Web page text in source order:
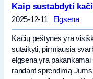
Kaip sustabdyti
2025-12-11 Elgsena
Kačių peštynės yra
sutaikyti, pirmiausia
elgsena yra
randant sprendimą